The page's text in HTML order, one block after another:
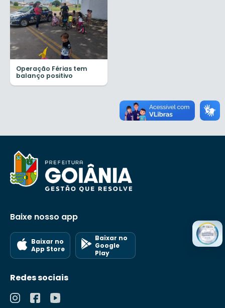
Operação Férias tem
balanço positivo
Baixe nosso app
Baixar no
App Store
Baixar no
Google
Play
Redes sociais